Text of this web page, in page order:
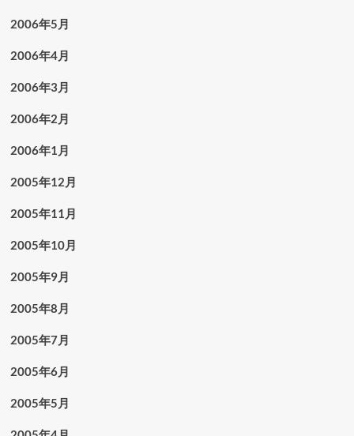
2006年5月
2006年4月
2006年3月
2006年2月
2006年1月
2005年12月
2005年11月
2005年10月
2005年9月
2005年8月
2005年7月
2005年6月
2005年5月